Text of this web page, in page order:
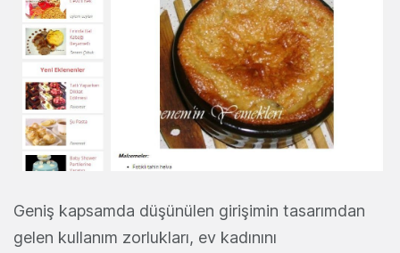
Geniş kapsamda düşünülen girişimin tasarımdan
gelen kullanım zorlukları, ev kadınını